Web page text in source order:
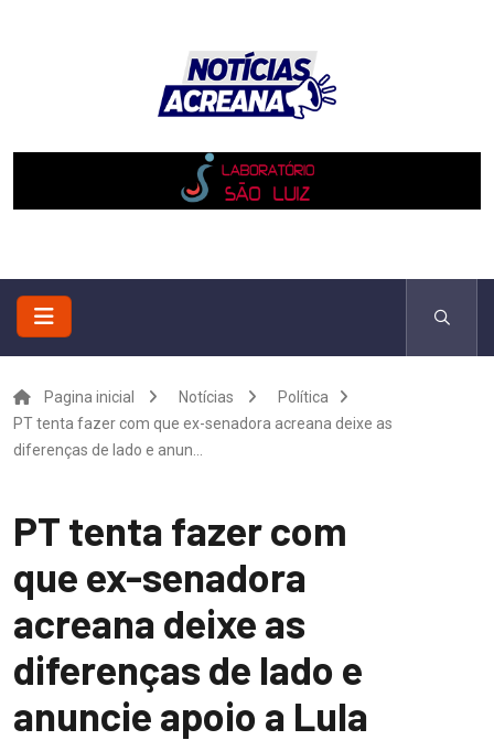
Pagina inicial Notícias
Política
PT tenta fazer com que ex-senadora acreana deixe as
diferenças de lado e anun...
PT tenta fazer com
que ex-senadora
acreana deixe as
diferenças de lado e
anuncie apoio a Lula